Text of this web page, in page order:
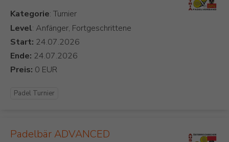
Kategorie
Level: Anfänger, Fortgeschrittene
Start:
Ende:
Preis:
Padel Turnier
Padelbär ADVANCED